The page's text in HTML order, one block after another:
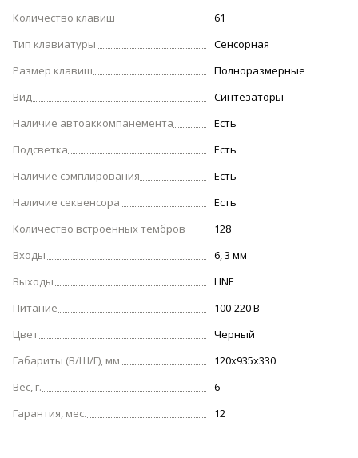
Количество клавиш
61
Тип клавиатуры
Сенсорная
Размер клавиш
Полноразмерные
Вид
Синтезаторы
Наличие автоаккомпанемента
Есть
Подсветка
Есть
Наличие сэмплирования
Есть
Наличие секвенсора
Есть
Количество встроенных тембров
128
Входы
6, 3 мм
Выходы
LINE
Питание
100-220 В
Цвет
Черный
Габариты (В/Ш/Г), мм
120х935х330
Вес, г.
6
Гарантия, мес.
12